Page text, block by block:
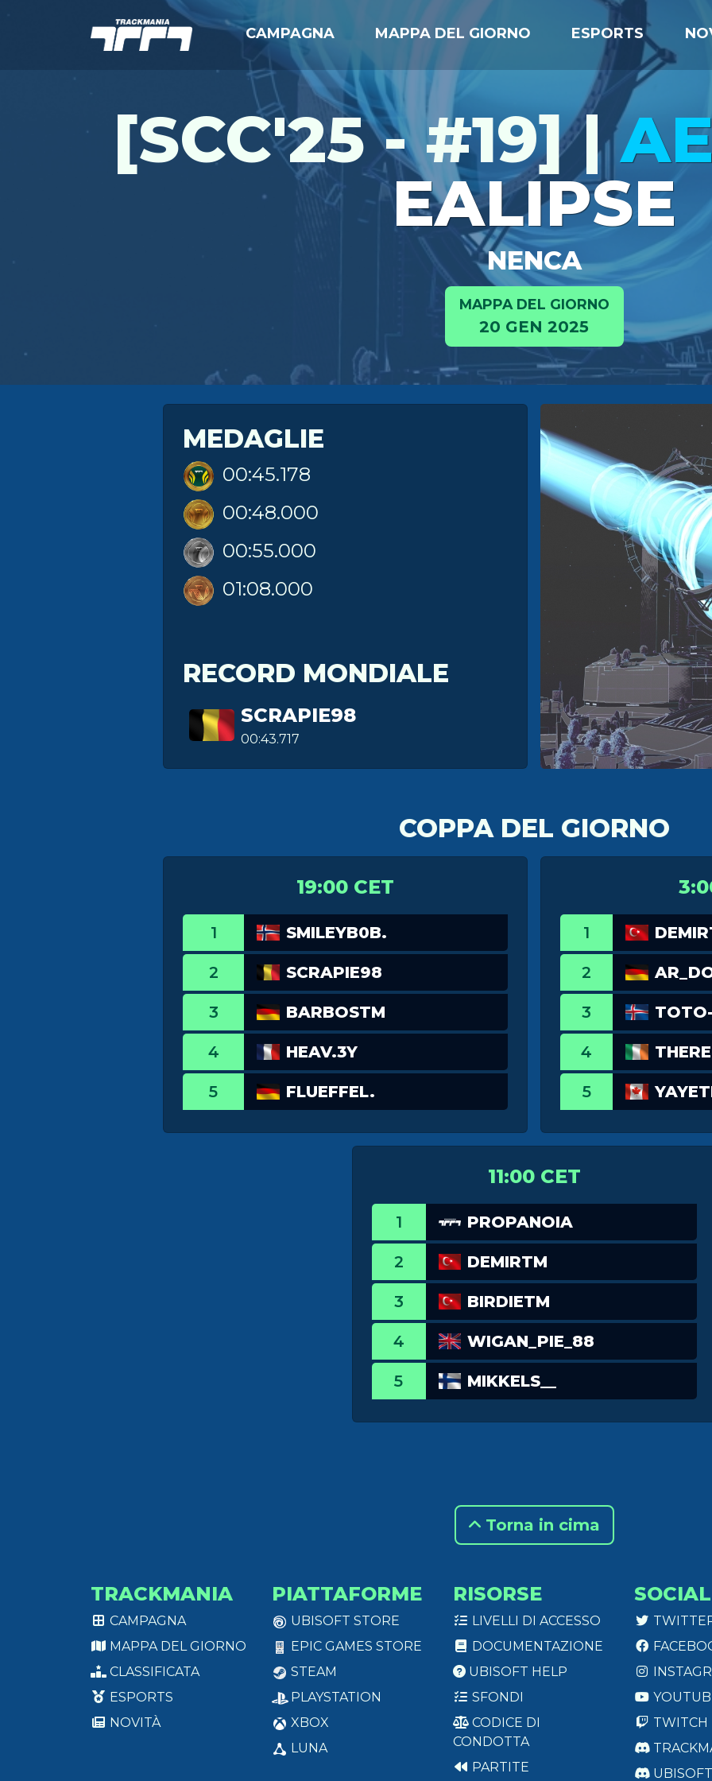
CAMPAGNA MAPPA DEL GIORNO ESPORTS
[SCC'25 - #19] |
EALIPSE
NENCA
MAPPA DEL GIORNO
20 GEN 2025
MEDAGLIE
00:45.178
00:48.000
00:55.000
01:08.000
RECORD MONDIALE
SCRAPIE98
00:43.717
COPPA DEL GIORNO
19:00 CET
1 SMILEYB0B.
2 SCRAPIE98
3 BARBOSTM
4 HEAV.3Y
5 FLUEFFEL.
1
2
3
4
5
11:00 CET
1 PROPANOIA
2 DEMIRTM
3 BIRDIETM
4 WIGAN_PIE_88
5 MIKKELS__
Torna in cima
TRACKMANIA
CAMPAGNA
MAPPA DEL GIORNO
CLASSIFICATA
ESPORTS
NOVITÀ
PIATTAFORME
UBISOFT STORE
EPIC GAMES STORE
STEAM
PLAYSTATION
XBOX
LUNA
RISORSE
LIVELLI DI ACCESSO
DOCUMENTAZIONE
UBISOFT HELP
SFONDI
CODICE DI
CONDOTTA
PARTITE
SOCIAL
TWITCH
UBISOFT